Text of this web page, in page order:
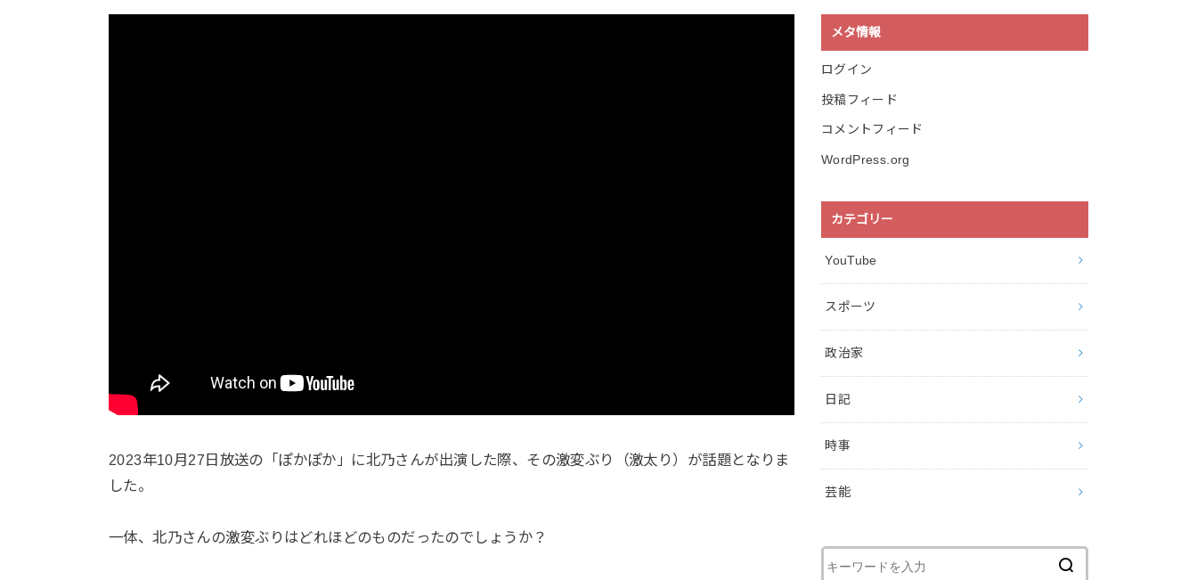
2023年10月27日放送の「ぽかぽか」に北乃さんが出演した際、その激変ぶり（激太り）が話題となりま
した。
一体、北乃さんの激変ぶりはどれほどのものだったのでしょうか？
メタ情報
ログイン
投稿フィード
コメントフィード
WordPress.org
カテゴリー
YouTube
スポーツ
政治家
日記
時事
芸能